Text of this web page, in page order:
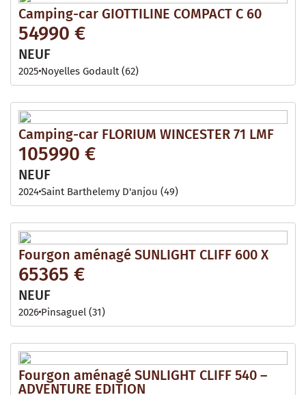
Camping-car GIOTTILINE COMPACT C 60
54990 €
NEUF
2025 Noyelles Godault (62)
Camping-car FLORIUM WINCESTER 71 LMF
105990 €
NEUF
2024Saint Barthelemy D'anjou (49)
Fourgon aménagé SUNLIGHT CLIFF 600 X
65365 €
NEUF
2026 Pinsaguel (31)
Fourgon aménagé SUNLIGHT CLIFF 540 –
ADVENTURE EDITION